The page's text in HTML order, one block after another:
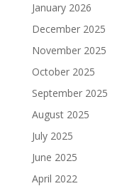
January 2026
December 2025
November 2025
October 2025
September 2025
August 2025
July 2025
June 2025
April 2022